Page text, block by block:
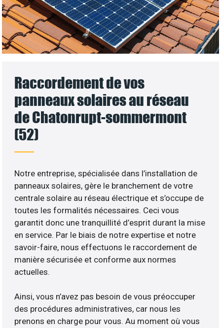
Raccordement de vos
panneaux solaires au réseau
de Chatonrupt-sommermont
(52)
Notre entreprise, spécialisée dans l’installation de
panneaux solaires, gère le branchement de votre
centrale solaire au réseau électrique et s’occupe de
toutes les formalités nécessaires. Ceci vous
garantit donc une tranquillité d’esprit durant la mise
en service. Par le biais de notre expertise et notre
savoir-faire, nous effectuons le raccordement de
manière sécurisée et conforme aux normes
actuelles.
Ainsi, vous n’avez pas besoin de vous préoccuper
des procédures administratives, car nous les
prenons en charge pour vous. Au moment où vous